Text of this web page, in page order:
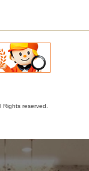
Rights reserved.